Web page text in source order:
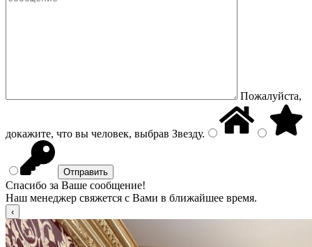
Пожалуйста,
докажите, что вы человек, выбрав Звезду.
Спасибо за Ваше сообщение!
Наш менеджер свяжется с Вами в ближайшее время.